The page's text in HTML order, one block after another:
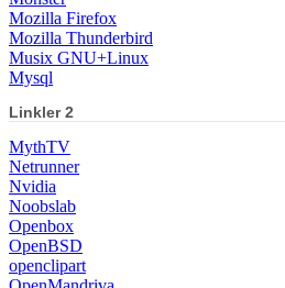
Mozilla Firefox
Mozilla Thunderbird
Musix GNU+Linux
Mysql
Linkler 2
MythTV
Netrunner
Nvidia
Noobslab
Openbox
OpenBSD
openclipart